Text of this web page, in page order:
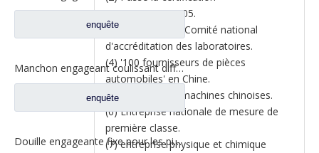
enquête
Manchon engageant coulissant différentiel pour les pièces de rechange 2SBF0051M0-9 de camion de Ford d'axe de Fuwa 470
enquête
Douille engageante fixe pour les pièces de rechange 2SBF0050M0-8 de camion de Ford d'axe de Fuwa 470
ISO/IEC17025:2005.
(3) Certifié par le Comité national
d'accréditation des laboratoires.
(4) '100 fournisseurs de pièces
automobiles' en Chine.
(5) Top 500 des machines chinoises.
(6) Entreprise nationale de mesure de
première classe.
(7) entreprise physique et chimique